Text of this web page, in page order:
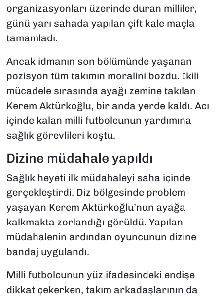
organizasyonları üzerinde duran milliler,
günü yarı sahada yapılan çift kale maçla
tamamladı.
Ancak idmanın son bölümünde yaşanan
pozisyon tüm takımın moralini bozdu. İkili
mücadele sırasında ayağı zemine takılan
Kerem Aktürkoğlu, bir anda yerde kaldı. Acı
içinde kalan milli futbolcunun yardımına
sağlık görevlileri koştu.
Dizine müdahale yapıldı
Sağlık heyeti ilk müdahaleyi saha içinde
gerçekleştirdi. Diz bölgesinde problem
yaşayan Kerem Aktürkoğlu’nun ayağa
kalkmakta zorlandığı görüldü. Yapılan
müdahalenin ardından oyuncunun dizine
bandaj uygulandı.
Milli futbolcunun yüz ifadesindeki endişe
dikkat çekerken, takım arkadaşlarının da